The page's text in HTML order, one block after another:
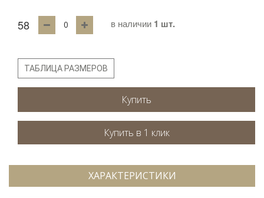
58 в наличии 1 шт.
ТАБЛИЦА РАЗМЕРОВ
Купить
ХАРАКТЕРИСТИКИ